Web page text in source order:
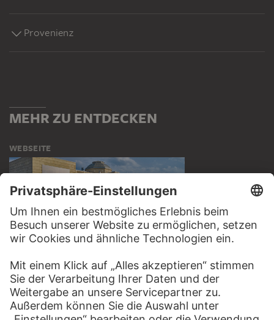
Provenienz
MEHR ZU ENTDECKEN
WEBSEITE
BESUCHEN SIE DAS
STÄDEL MUSEUM